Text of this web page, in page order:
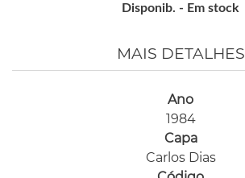
Disponib. - Em stock
MAIS DETALHES
Ano
1984
Capa
Carlos Dias